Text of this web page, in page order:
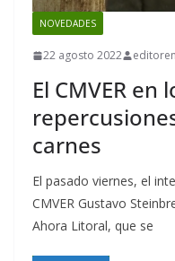
NOVEDADES
22 agosto 2022
El CMVER en
carnes
El pasado viernes, el
CMVER Gustavo
Ahora Litoral, que se